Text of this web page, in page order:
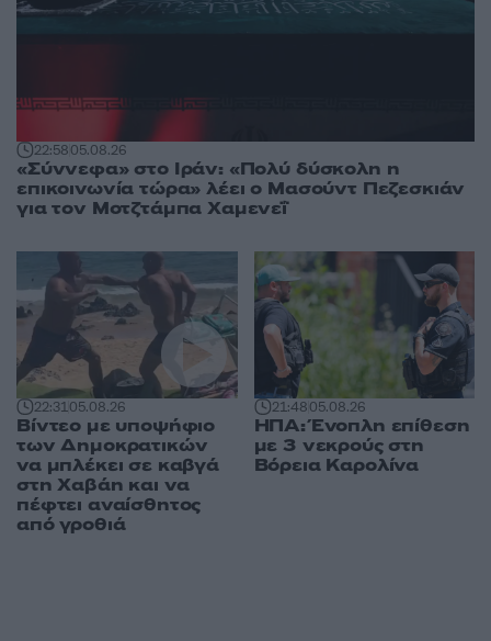
22:5805.08.26
«Σύννεφα» στο Ιράν: «Πολύ δύσκολη η
επικοινωνία τώρα» λέει ο Μασούντ Πεζεσκιάν
για τον Μοτζτάμπα Χαμενεΐ
22:3105.08.26
Βίντεο με υποψήφιο
των Δημοκρατικών
να μπλέκει σε καβγά
στη Χαβάη και να
πέφτει αναίσθητος
από γροθιά
21:4805.08.26
ΗΠΑ: Ένοπλη επίθεση
με 3 νεκρούς στη
Βόρεια Καρολίνα